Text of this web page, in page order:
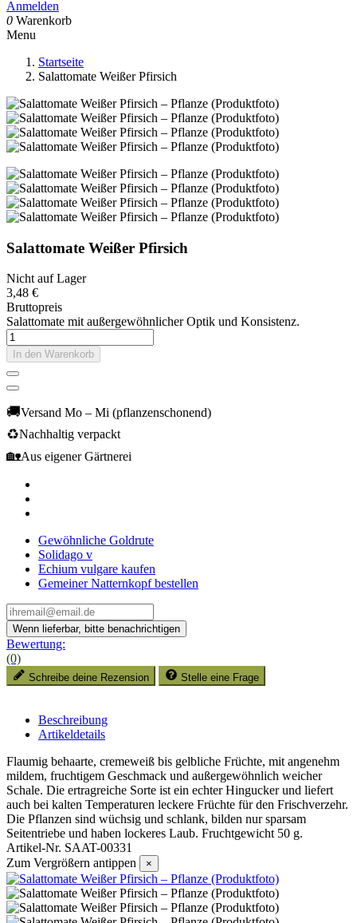
Anmelden
0 Warenkorb
Menu
Startseite
Salattomate Weißer Pfirsich
Salattomate Weißer Pfirsich
Nicht auf Lager
3,48 €
Bruttopreis
Salattomate mit außergewöhnlicher Optik und Konsistenz.
In den Warenkorb
🚚Versand Mo – Mi (pflanzenschonend)
♻️Nachhaltig verpackt
🏡Aus eigener Gärtnerei
Gewöhnliche Goldrute
Solidago v
Echium vulgare kaufen
Gemeiner Natternkopf bestellen
Bewertung:
(0)
Schreibe deine Rezension Stelle eine Frage
Beschreibung
Artikeldetails
Flaumig behaarte, cremeweiß bis gelbliche Früchte, mit angenehm
mildem, fruchtigem Geschmack und außergewöhnlich weicher
Schale. Die ertragreiche Sorte ist ein echter Hingucker und liefert
auch bei kalten Temperaturen leckere Früchte für den Frischverzehr.
Die Pflanzen sind wüchsig und schlank, bilden nur sparsam
Seitentriebe und haben lockeres Laub. Fruchtgewicht 50 g.
Artikel-Nr. SAAT-00331
Zum Vergrößern antippen
×